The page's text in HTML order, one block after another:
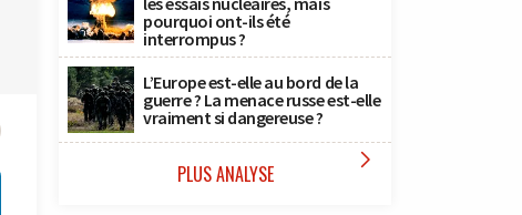
pourquoi ont-ils été
interrompus ?
L’Europe est-elle au bord de la
guerre ? La menace russe est-elle
vraiment si dangereuse ?
PLUS ANALYSE 